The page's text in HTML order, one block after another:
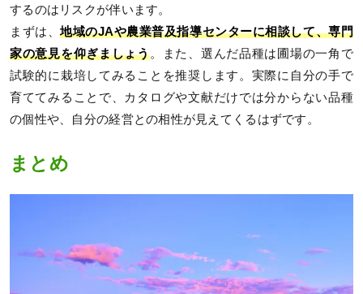
するのはリスクが伴います。
まずは、地域のJAや農業普及指導センターに相談して、専門
家の意見を仰ぎましょう。また、選んだ品種は圃場の一角で
試験的に栽培してみることを推奨します。実際に自分の手で
育ててみることで、カタログや文献だけでは分からない品種
の個性や、自分の経営との相性が見えてくるはずです。
まとめ